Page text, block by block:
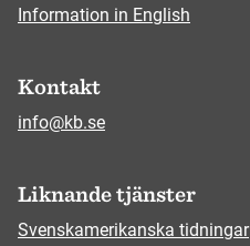
Information in English
Kontakt
info@kb.se
Liknande tjänster
Svenskamerikanska tidningar